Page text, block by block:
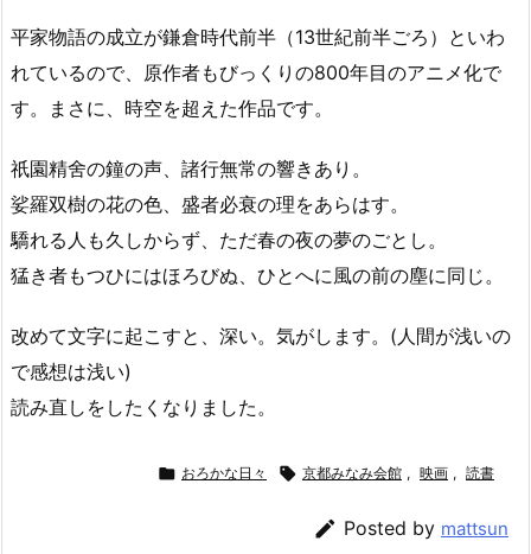
平家物語の成立が鎌倉時代前半（13世紀前半ごろ）といわ
れているので、原作者もびっくりの800年目のアニメ化で
す。まさに、時空を超えた作品です。
祇園精舍の鐘の声、諸行無常の響きあり。
娑羅双樹の花の色、盛者必衰の理をあらはす。
驕れる人も久しからず、ただ春の夜の夢のごとし。
猛き者もつひにはほろびぬ、ひとへに風の前の塵に同じ。
改めて文字に起こすと、深い。気がします。(人間が浅いの
で感想は浅い)
読み直しをしたくなりました。
 おろかな日々  京都みなみ会館 , 映画 , 読書
 Posted by mattsun